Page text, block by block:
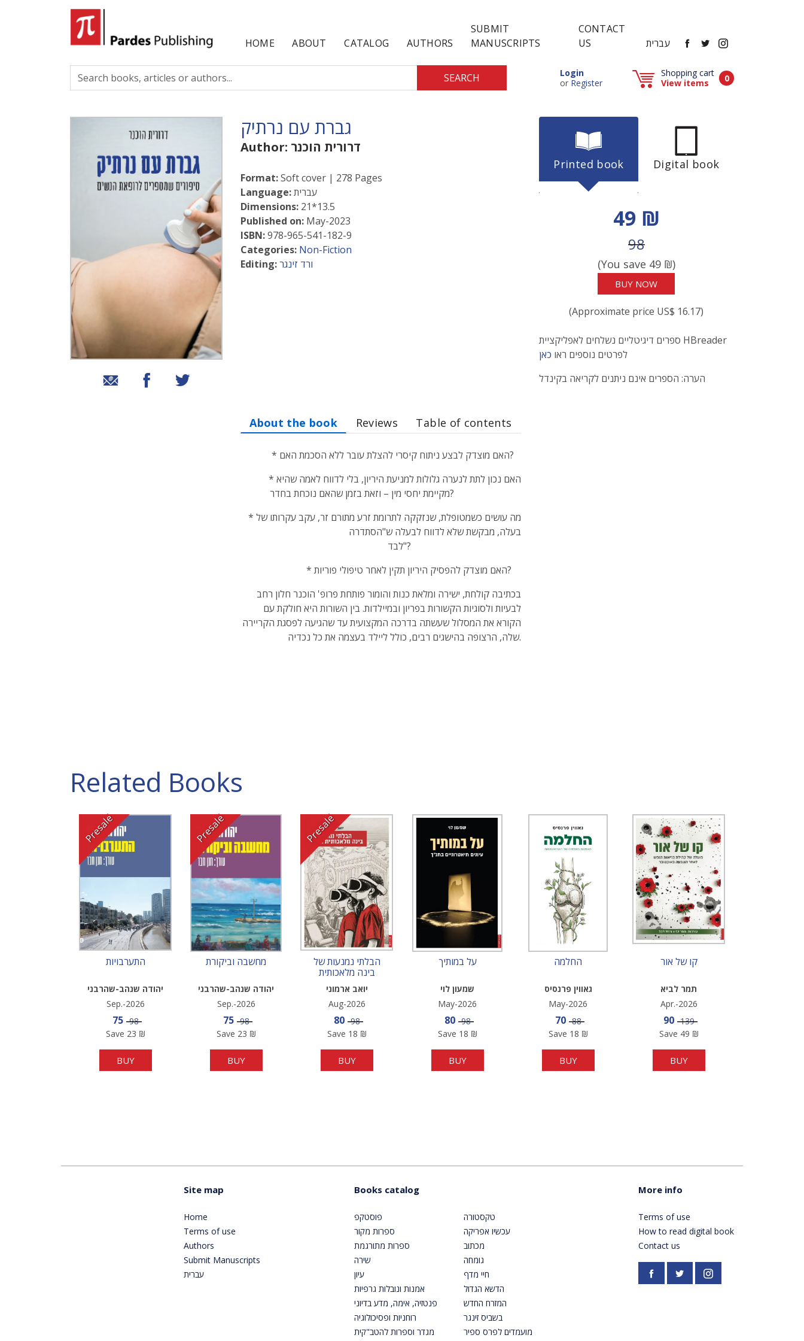
HOME ABOUT CATALOG AUTHORS
SUBMIT
MANUSCRIPTS
CONTACT
US
עברית FACEBOOK
TWITTER
INSTAGRAM
SEARCH LoginPopup window (Can be closed by ESCAPE key)
or RegisterPopup window (Can be closed by ESCAPE key)
Shopping cart
View items
0Items in cart
שיתוף באמצעות אימייל
שיתוף בפייסבוקשיתוף בטוויטר
גברת עם נרתיק
Author: דרורית הוכנר
Format:Soft cover | 278 Pages
Language:עברית
Dimensions: 21*13.5
Published on: May-2023
ISBN:978-965-541-182-9
Categories: Non-Fiction
Editing:ורד זינגר
Printed book Digital book
Discount price
49 ₪
Price before discount
98
(You save 49₪)
BUY NOW
(Approximate price US$ 16.17)
ספרים דיגיטליים נשלחים לאפליקציית HBreader
לפרטים נוספים ראו כאן
הערה: הספרים אינם ניתנים לקריאה בקינדל
About the book Reviews Table of contents
* האם מוצדק לבצע ניתוח קיסרי להצלת עובר ללא הסכמת האם?
* האם נכון לתת לנערה גלולות למניעת היריון, בלי לדווח לאמה שהיא
מקיימת יחסי מין – וזאת בזמן שהאם נוכחת בחדר?
* מה עושים כשמטופלת, שנזקקה לתרומת זרע מתורם זר, עקב עקרותו של
בעלה, מבקשת שלא לדווח לבעלה ש"הסתדרה
לבד"?
* האם מוצדק להפסיק היריון תקין לאחר טיפולי פוריות?
בכתיבה קולחת, ישירה ומלאת כנות והומור פותחת פרופ' הוכנר חלון רחב
לבעיות ולסוגיות הקשורות בפריון ובמיילדות. בין השורות היא חולקת עם
הקורא את המסלול שעשתה בדרכה המקצועית עד שהגיעה לפסגת הקריירה
שלה, הרצופה בהישגים רבים, כולל ליילד בעצמה את כל נכדיה.
Related Books
Presale
התערבויות
יהודה שנהב-שהרבני
Sep.-2026
Sale price
75 Price
98
Save 23 ₪
BUY
Presale
מחשבה וביקורת
יהודה שנהב-שהרבני
Sep.-2026
Sale price
75 Price
98
Save 23 ₪
BUY
Presale
הבלתי נמנעות של
בינה מלאכותית
יואב ארמוני
Aug-2026
Sale price
80 Price
98
Save 18 ₪
BUY
על במותיך
שמעון לוי
May-2026
Sale price
80 Price
98
Save 18 ₪
BUY
החלמה
גאווין פרנסיס
May-2026
Sale price
70 Price
88
Save 18 ₪
BUY
קו של אור
תמר לביא
Apr.-2026
Sale price
90 Price
139
Save 49 ₪
BUY
Site map
Home
Terms of use
Authors
Submit Manuscripts
עברית
Books catalog
פוסטקפ
ספרות מקור
ספרות מתורגמת
שירה
עיון
אמנות ונובלות גרפיות
פנטזיה, אימה, מדע בדיוני
רוחניות ופסיכולוגיה
מגדר וספרות להטב"קית
טקסטורה
עכשיו אפריקה
מכתוב
גומחה
חיי מדף
הדשא הגדול
המזרח החדש
בשביס זינגר
מועמדים לפרס ספיר
More info
Terms of use
How to read digital book
Contact us
Facebookhttps://twitter.com/
Instagram